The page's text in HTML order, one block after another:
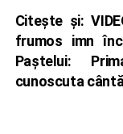
Citește și:
frumos imn
Paștelui:
cunoscuta